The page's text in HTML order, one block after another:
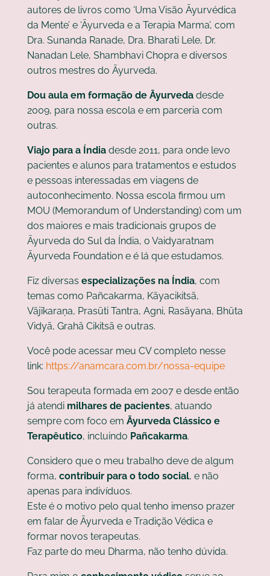
autores de livros como ‘Uma Visão Āyurvédica
da Mente’ e ‘Āyurveda e a Terapia Marma’, com
Dra. Sunanda Ranade, Dra. Bharati Lele, Dr.
Nanadan Lele, Shambhavi Chopra e diversos
outros mestres do Āyurveda.
Dou aula em formação de Āyurvedadesde
2009, para nossa escola e em parceria com
outras.
Viajo para a Índiadesde 2011, para onde levo
pacientes e alunos para tratamentos e estudos
e pessoas interessadas em viagens de
autoconhecimento. Nossa escola firmou um
MOU (Memorandum of Understanding) com um
dos maiores e mais tradicionais grupos de
Āyurveda do Sul da Índia, o Vaidyaratnam
Āyurveda Foundation e é lá que estudamos.
Fiz diversas especializações na Índia, com
temas como Pañcakarma, Kāyacikitsā,
Vājīkaraṇa, Prasūti Tantra, Agni, Rasāyana, Bhūta
Vidyā, Grahā Cikitsā e outras.
Você pode acessar meu CV completo nesse
link: https://anamcara.com.br/nossa-equipe
Sou terapeuta formada em 2007 e desde então
já atendi milhares de pacientes, atuando
sempre com foco em Āyurveda Clássico e
Terapêutico, incluindo Pañcakarma.
Considero que o meu trabalho deve de algum
forma, contribuir para o todo social, e não
apenas para indivíduos.
Este é o motivo pelo qual tenho imenso prazer
em falar de Āyurveda e Tradição Védica e
formar novos terapeutas.
Faz parte do meu Dharma, não tenho dúvida.